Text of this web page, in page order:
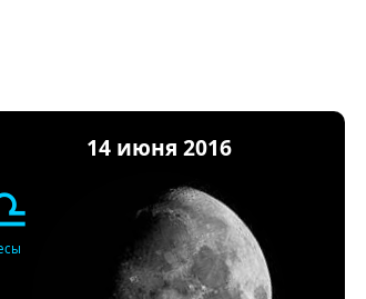
14 июня 2016